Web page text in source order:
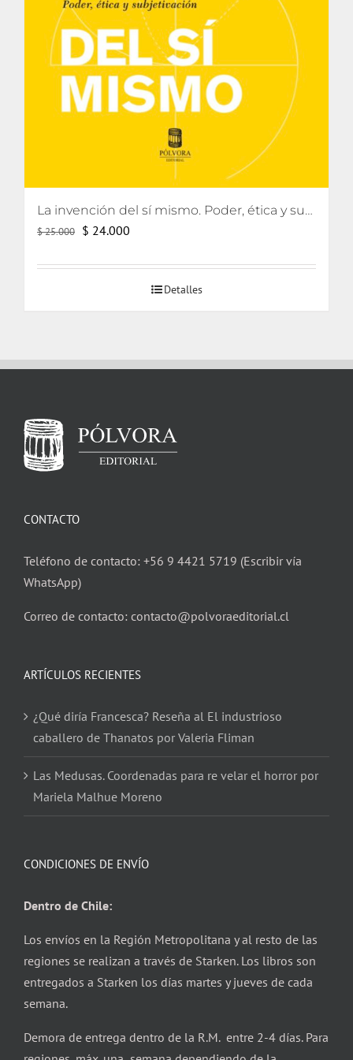
La invención del sí mismo. Poder, ética y subjetivación
$25.000 El
original
$ 24.000
actual
Detalles
CONTACTO
Teléfono de contacto: +56 9 4421 5719 (Escribir vía
WhatsApp)
Correo de contacto: contacto@polvoraeditorial.cl
ARTÍCULOS RECIENTES
¿Qué diría Francesca? Reseña al El industrioso
caballero de Thanatos por Valeria Fliman
Las Medusas. Coordenadas para re velar el horror por
Mariela Malhue Moreno
CONDICIONES DE ENVÍO
Dentro de Chile:
Los envíos en la Región Metropolitana y al resto de las
regiones se realizan a través de Starken. Los libros son
entregados a Starken los días martes y jueves de cada
semana.
Demora de entrega dentro de la R.M. entre 2-4 días. Para